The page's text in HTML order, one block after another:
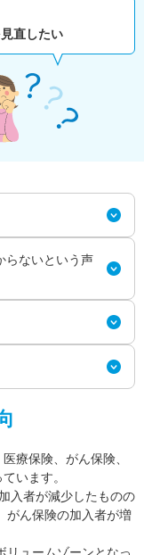
直したい
らないという声
療保険、がん保険、
います。
入者が減少したものの
がん保険の加入者が増